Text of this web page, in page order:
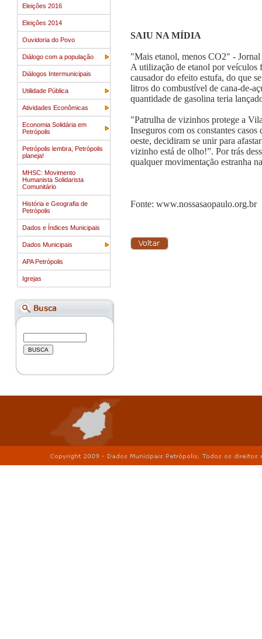
Eleições 2016
Eleições 2014
Ouvidoria do Povo
Diálogo com a população
Diálogos Intermunicipais
Utilidade Pública
Atividades Econômicas
Economia Solidária em
Petrópolis
Petrópolis lembra, Petrópolis
planeja!
MHSC: Movimento
Humanista Solidarista
Comunitário
História e Geografia de
Petrópolis
Dados e Índices Municipais
Dados Municipais
APA Petrópolis
Igrejas
SAIU NA MÍDIA
"Mais etanol, menos CO2" - Jornal
A utilização de etanol por veículos
causador do efeito estufa, do que
litros do combustível de cana-de-
quantidade de gasolina teria
"Patrulha de vizinhos protege a
Inseguros com os constantes
oeste, decidiram se unir para
vizinho está de olho!”. Por trás
qualquer movimentação estranha
Fonte: www.nossasaopaulo.org.br